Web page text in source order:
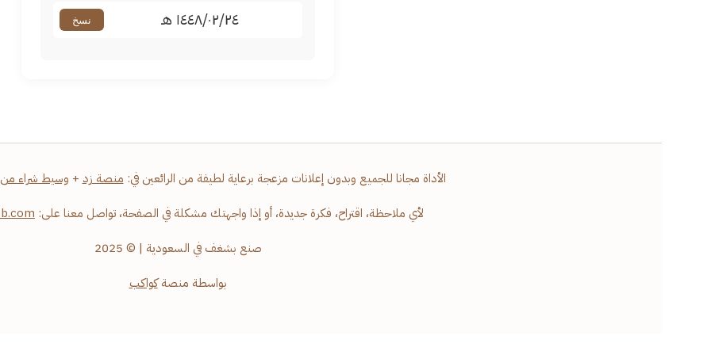
١٤٤٨/٠٢/٢٤ هـ نسخ
الأداة مجانا للجميع وبدون إعلانات مزعجة برعاية لطيفة من الرائعين في: منصة زد + وسيط شراء
لأي ملاحظة، اقتراح، فكرة جديدة، أو إذا واجهتك مشكلة في الصفحة، تواصل معنا على:
صنع بشغف في السعودية | © 2025
بواسطة منصةكواكب